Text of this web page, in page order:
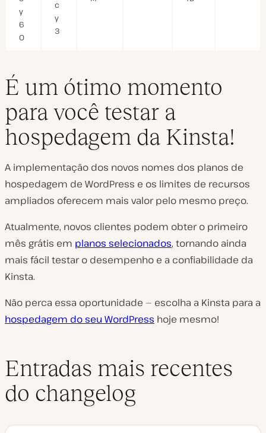
y
6
0
c
y
3
É um ótimo momento
para você testar a
hospedagem da Kinsta!
A implementação dos novos nomes dos planos de
hospedagem de WordPress e os limites de recursos
ampliados oferecem mais valor pelo mesmo preço.
Atualmente, novos clientes podem obter o primeiro
mês grátis em planos selecionados, tornando ainda
mais fácil testar o desempenho e a confiabilidade da
Kinsta.
Não perca essa oportunidade — escolha a Kinsta para a
hospedagem do seu WordPress hoje mesmo!
Entradas mais recentes
do changelog